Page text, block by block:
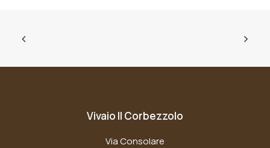
Vivaio Il Corbezzolo
Via Consolare